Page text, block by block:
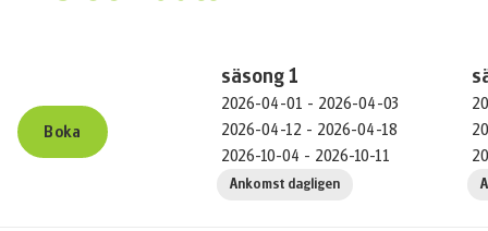
Boka
säsong 1
2026-04-01 - 2026-04-03
2026-04-12 - 2026-04-18
2026-10-04 - 2026-10-11
Ankomst dagligen